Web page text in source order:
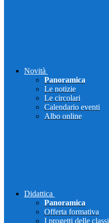
Novità
Panoramica
Le notizie
Le circolari
Calendario eventi
Albo online
Didattica
Panoramica
Offerta formativa
I progetti delle classi